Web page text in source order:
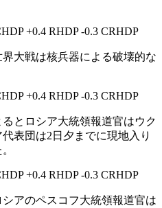
+0.4 RHDP -0.3 CRHDP
大戦は核兵器による破壊的な
+0.4 RHDP -0.3 CRHDP
とロシア大統領報道官はウク
表団は2日夕までに現地入り
+0.4 RHDP -0.3 CRHDP
アのペスコフ大統領報道官は